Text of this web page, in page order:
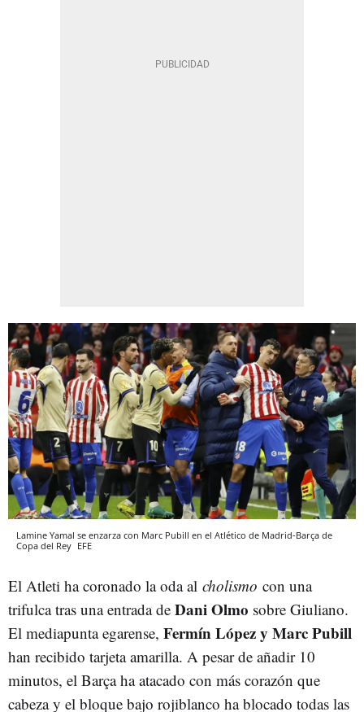
Lamine Yamal se enzarza con Marc Pubill en el Atlético de Madrid-Barça de
Copa del Rey EFE
El Atleti ha coronado la oda al cholismo con una
trifulca tras una entrada de Dani Olmo sobre Giuliano.
El mediapunta egarense, Fermín López y Marc Pubill
han recibido tarjeta amarilla. A pesar de añadir 10
minutos, el Barça ha atacado con más corazón que
cabeza y el bloque bajo rojiblanco ha blocado todas las